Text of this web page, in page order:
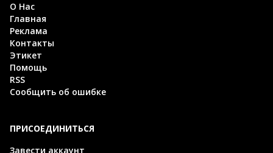
О Нас
Главная
Реклама
Контакты
Этикет
Помощь
RSS
Сообщить об ошибке
ПРИСОЕДИНИТЬСЯ
Завести аккаунт